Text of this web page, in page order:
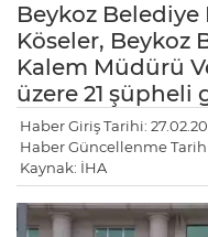
Beykoz Belediye
Köseler, Beykoz
Kalem Müdürü
üzere 21 şüpheli
Haber Giriş Tarihi:
Haber Güncellenme
Kaynak: İHA